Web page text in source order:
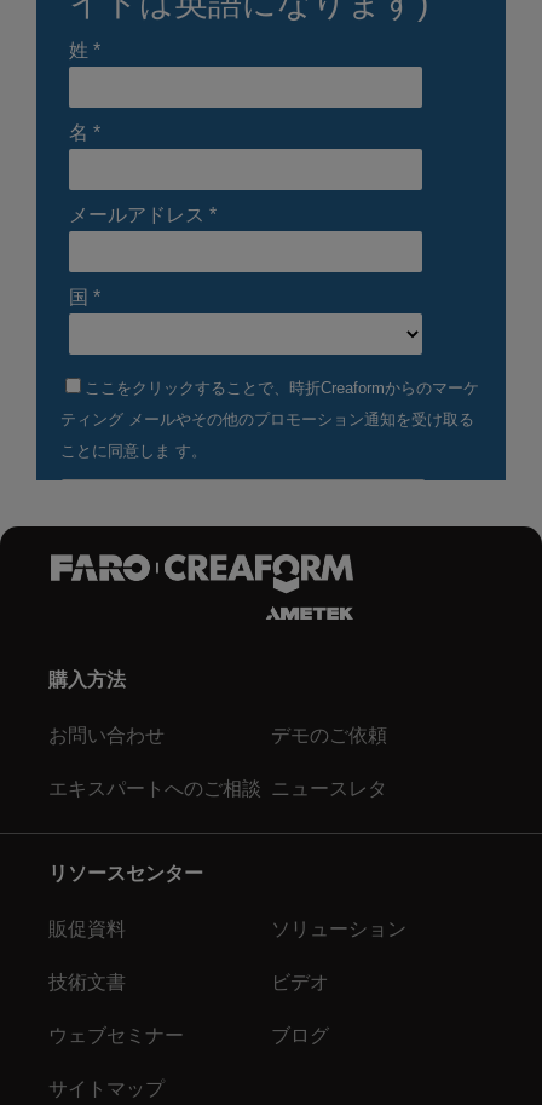
購入方法
お問い合わせ デモのご依頼
エキスパートへのご相談 ニュースレタ
リソースセンター
販促資料 ソリューション
技術文書 ビデオ
ウェブセミナー ブログ
サイトマップ